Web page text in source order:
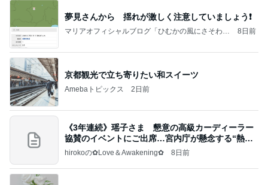
夢見さんから 揺れが激しく注意していましょう❗️
マリアオフィシャルブログ「ひむかの風にさそわれ
8日前
京都観光で立ち寄りたい和スイーツ
Amebaトピックス 2日前
《3年連続》瑶子さま 懇意の高級カーディーラー
協賛のイベントにご出席…宮内庁が懸念する“熱心
すぎ
hirokoの✿Love＆Awakening✿ 8日前